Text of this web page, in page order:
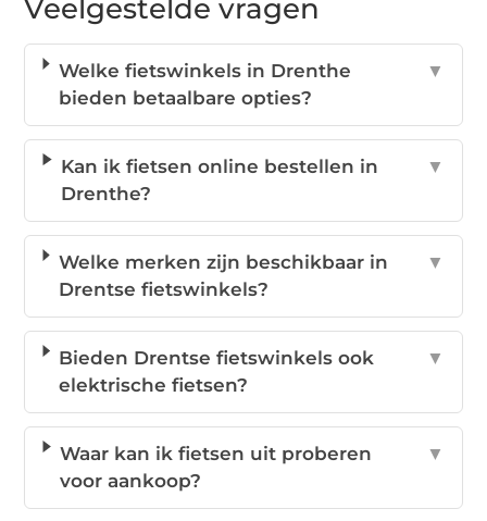
Veelgestelde vragen
Welke fietswinkels in Drenthe
bieden betaalbare opties?
▼
Kan ik fietsen online bestellen in
Drenthe?
▼
Welke merken zijn beschikbaar in
Drentse fietswinkels?
▼
Bieden Drentse fietswinkels ook
elektrische fietsen?
▼
Waar kan ik fietsen uit proberen
voor aankoop?
▼